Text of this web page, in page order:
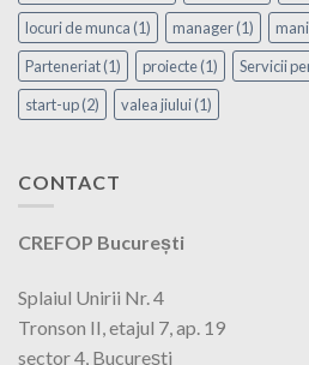
locuri de munca (1) manager(1)
Parteneriat(1) proiecte(1) Servicii
start-up(2) valea jiului(1)
CONTACT
CREFOP București
Splaiul Unirii Nr. 4
Tronson II, etajul 7, ap. 19
sector 4, București